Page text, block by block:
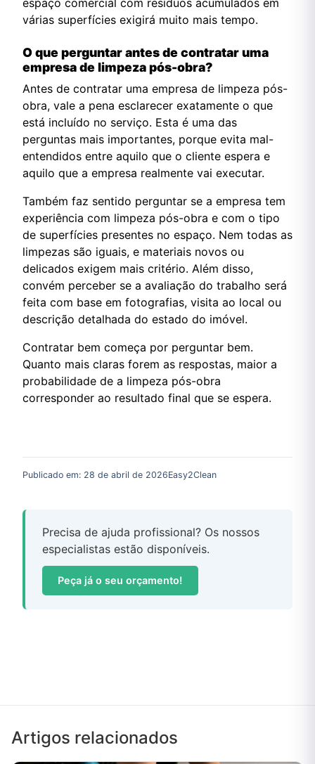
várias superfícies exigirá muito mais tempo.
O que perguntar antes de contratar uma
empresa de limpeza pós-obra?
Antes de contratar uma empresa de limpeza pós-
obra, vale a pena esclarecer exatamente o que
está incluído no serviço. Esta é uma das
perguntas mais importantes, porque evita mal-
entendidos entre aquilo que o cliente espera e
aquilo que a empresa realmente vai executar.
Também faz sentido perguntar se a empresa tem
experiência com limpeza pós-obra e com o tipo
de superfícies presentes no espaço. Nem todas as
limpezas são iguais, e materiais novos ou
delicados exigem mais critério. Além disso,
convém perceber se a avaliação do trabalho será
feita com base em fotografias, visita ao local ou
descrição detalhada do estado do imóvel.
Contratar bem começa por perguntar bem.
Quanto mais claras forem as respostas, maior a
probabilidade de a limpeza pós-obra
corresponder ao resultado final que se espera.
Publicado em: 28 de abril de 2026Easy2Clean
Precisa de ajuda profissional? Os nossos
especialistas estão disponíveis.
Peça já o seu orçamento!
Artigos relacionados